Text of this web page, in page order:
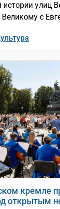
улиц
Великому с
кремле
открытым